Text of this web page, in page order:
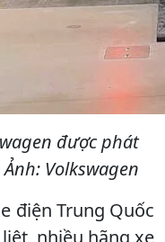
được phát
Volkswagen
điện Trung Quốc
nhiều hãng xe